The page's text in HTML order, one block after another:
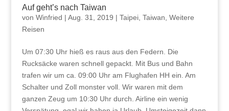
Auf geht’s nach Taiwan
von Winfried | Aug. 31, 2019 | Taipei, Taiwan, Weitere
Reisen
Um 07:30 Uhr hieß es raus aus den Federn. Die
Rucksäcke waren schnell gepackt. Mit Bus und Bahn
trafen wir um ca. 09:00 Uhr am Flughafen HH ein. Am
Schalter und Zoll monster voll. Wir waren mit dem
ganzen Zeug um 10:30 Uhr durch. Airline ein wenig